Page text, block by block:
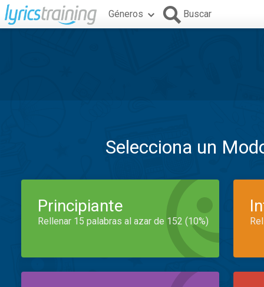
Géneros Buscar
Selecciona un
Principiante
Rellenar 15 palabras al azar de 152 (10%)